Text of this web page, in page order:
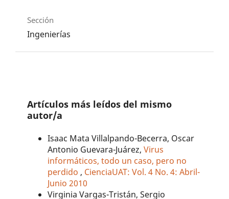
Sección
Ingenierías
Artículos más leídos del mismo
autor/a
Isaac Mata Villalpando-Becerra, Oscar
Antonio Guevara-Juárez,Virus
informáticos, todo un caso, pero no
perdido , CienciaUAT: Vol. 4 No. 4: Abril-
Junio 2010
Virginia Vargas-Tristán, Sergio